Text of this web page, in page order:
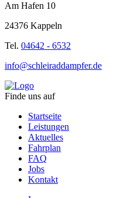
Am Hafen 10
24376 Kappeln
Tel. 04642 - 6532
info@schleiraddampfer.de
Finde uns auf
Startseite
Leistungen
Aktuelles
Fahrplan
FAQ
Jobs
Kontakt